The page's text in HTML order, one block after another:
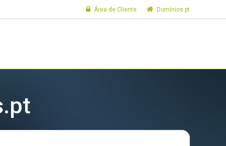
Domínios.pt
Área de Cliente